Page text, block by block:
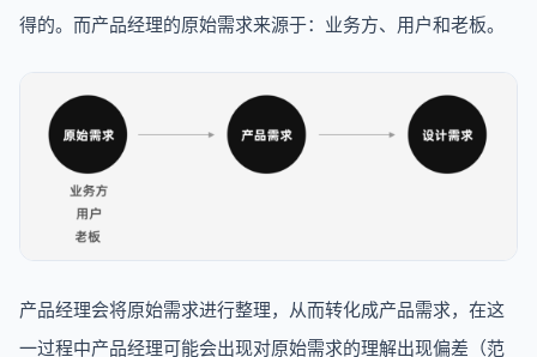
得的。而产品经理的原始需求来源于：业务方、用户和老板。
产品经理会将原始需求进行整理，从而转化成产品需求，在这
一过程中产品经理可能会出现对原始需求的理解出现偏差（范